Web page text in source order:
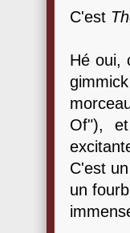
C'est
Hé oui,
Of"),
C'est
un